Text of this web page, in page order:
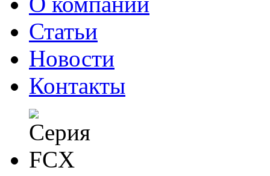
Статьи
Новости
Контакты